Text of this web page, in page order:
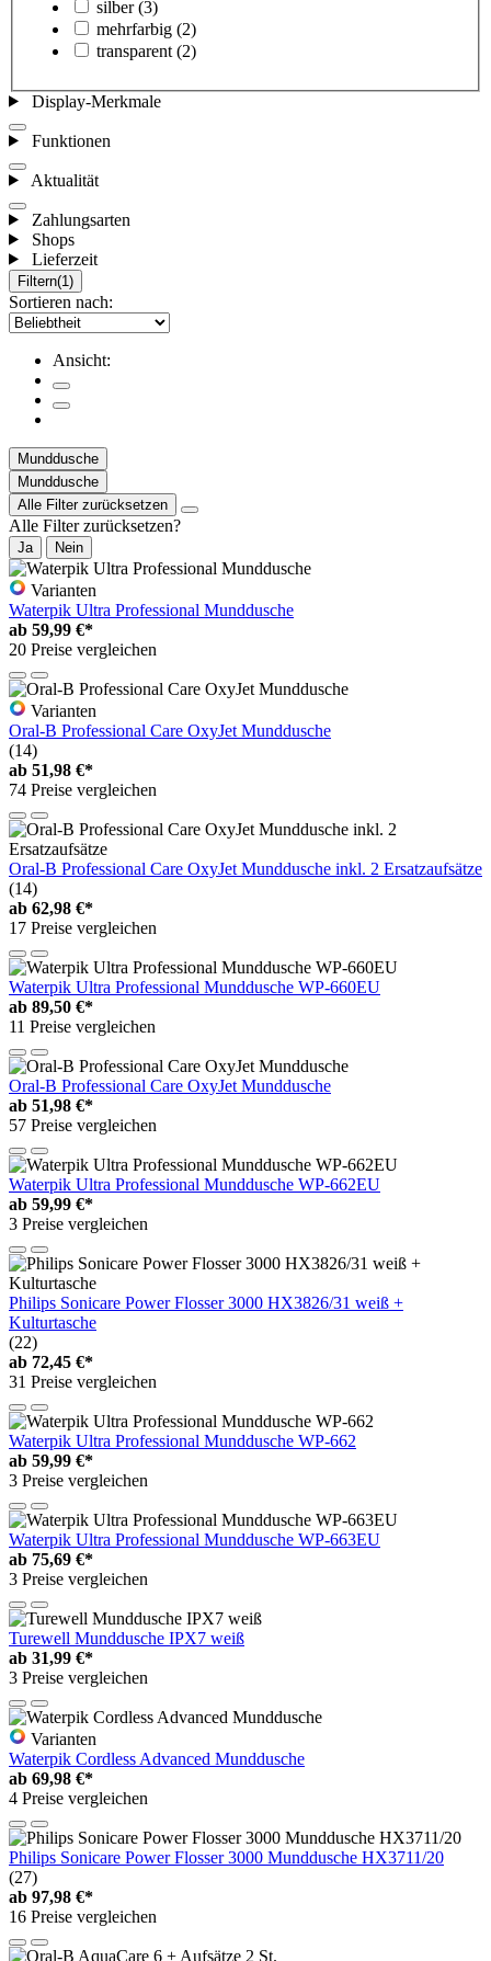
silber (3)
mehrfarbig (2)
transparent (2)
Display-Merkmale
Funktionen
Aktualität
Zahlungsarten
Shops
Lieferzeit
Filtern(1)
Sortieren nach:
Ansicht:
Munddusche
Munddusche
Alle Filter zurücksetzen
Alle Filter zurücksetzen?
Ja Nein
Varianten
Waterpik Ultra Professional Munddusche
ab 59,99 €*
20 Preise vergleichen
Varianten
Oral-B Professional Care OxyJet Munddusche
(14)
ab 51,98 €*
74 Preise vergleichen
Oral-B Professional Care OxyJet Munddusche inkl. 2 Ersatzaufsätze
(14)
ab 62,98 €*
17 Preise vergleichen
Waterpik Ultra Professional Munddusche WP-660EU
ab 89,50 €*
11 Preise vergleichen
Oral-B Professional Care OxyJet Munddusche
ab 51,98 €*
57 Preise vergleichen
Waterpik Ultra Professional Munddusche WP-662EU
ab 59,99 €*
3 Preise vergleichen
Philips Sonicare Power Flosser 3000 HX3826/31 weiß +
Kulturtasche
(22)
ab 72,45 €*
31 Preise vergleichen
Waterpik Ultra Professional Munddusche WP-662
ab 59,99 €*
3 Preise vergleichen
Waterpik Ultra Professional Munddusche WP-663EU
ab 75,69 €*
3 Preise vergleichen
Turewell Munddusche IPX7 weiß
ab 31,99 €*
3 Preise vergleichen
Varianten
Waterpik Cordless Advanced Munddusche
ab 69,98 €*
4 Preise vergleichen
Philips Sonicare Power Flosser 3000 Munddusche HX3711/20
(27)
ab 97,98 €*
16 Preise vergleichen